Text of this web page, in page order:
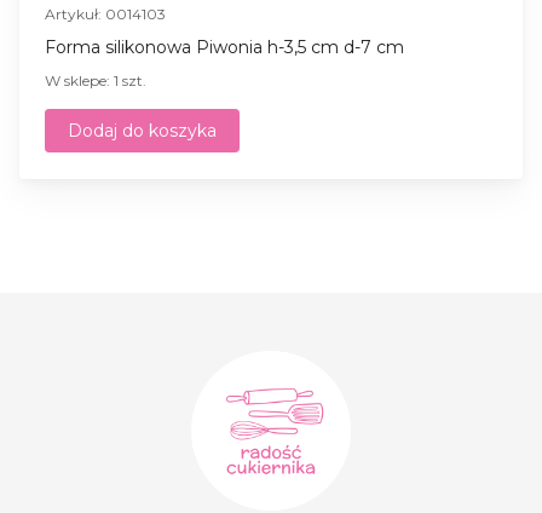
Artykuł: 0014103
Forma silikonowa Piwonia h-3,5 cm d-7 cm
W sklepe: 1 szt.
Dodaj do koszyka